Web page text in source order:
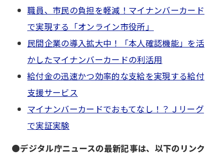
職員、市民の負担を軽減！マイナンバーカード
で実現する「オンライン市役所」
民間企業の導入拡大中！「本人確認機能」を活
かしたマイナンバーカードの利活用
給付金の迅速かつ効率的な支給を実現する給付
支援サービス
マイナンバーカードでおもてなし！？Ｊリーグ
で実証実験
●デジタル庁ニュースの最新記事は、以下のリンク